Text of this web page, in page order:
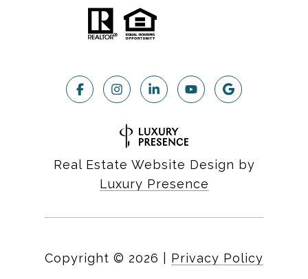
Real Estate Website Design by
Luxury Presence
Copyright © 2026 Privacy Policy